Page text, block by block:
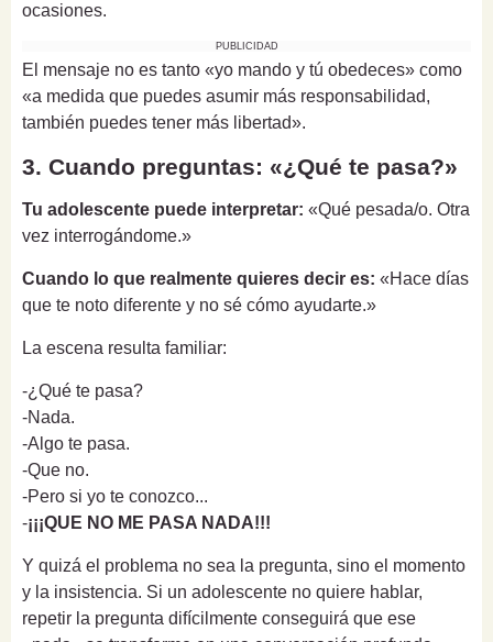
ocasiones.
PUBLICIDAD
El mensaje no es tanto «yo mando y tú obedeces» como
«a medida que puedes asumir más responsabilidad,
también puedes tener más libertad».
3. Cuando preguntas: «¿Qué te pasa?»
Tu adolescente puede interpretar: «Qué pesada/o. Otra
vez interrogándome.»
Cuando lo que realmente quieres decir es: «Hace días
que te noto diferente y no sé cómo ayudarte.»
La escena resulta familiar:
-¿Qué te pasa?
-Nada.
-Algo te pasa.
-Que no.
-Pero si yo te conozco...
-¡¡¡QUE NO ME PASA NADA!!!
Y quizá el problema no sea la pregunta, sino el momento
y la insistencia. Si un adolescente no quiere hablar,
repetir la pregunta difícilmente conseguirá que ese